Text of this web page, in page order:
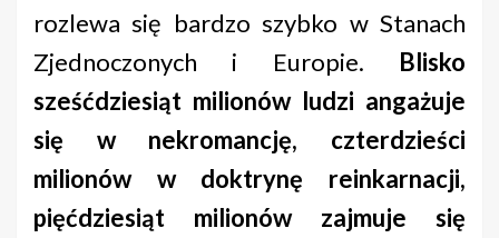
rozlewa się bardzo szybko w Stanach
Zjednoczonych i Europie. Blisko
sześćdziesiąt milionów ludzi angażuje
się w nekromancję, czterdzieści
milionów w doktrynę reinkarnacji,
pięćdziesiąt milionów zajmuje się